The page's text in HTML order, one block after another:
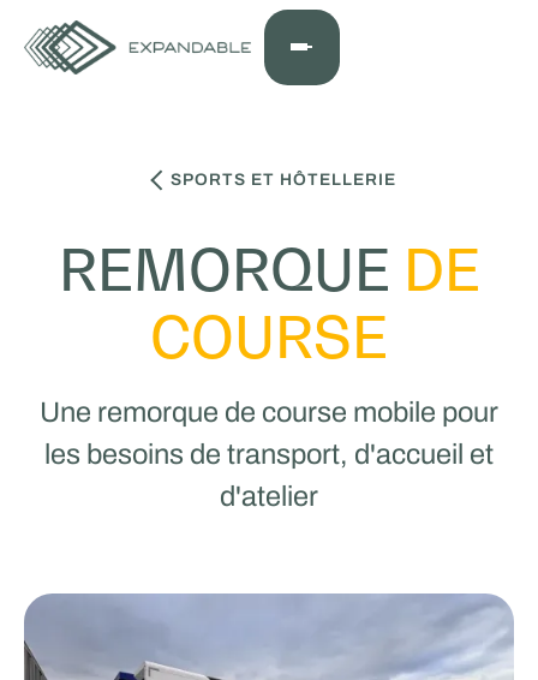
SPORTS ET HÔTELLERIE
REMORQUE DE
COURSE
Une remorque de course mobile pour
les besoins de transport, d'accueil et
d'atelier